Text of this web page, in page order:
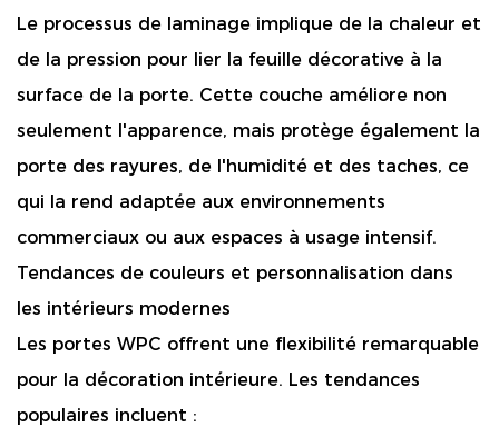
Le processus de laminage implique de la chaleur et
de la pression pour lier la feuille décorative à la
surface de la porte. Cette couche améliore non
seulement l'apparence, mais protège également la
porte des rayures, de l'humidité et des taches, ce
qui la rend adaptée aux environnements
commerciaux ou aux espaces à usage intensif.
Tendances de couleurs et personnalisation dans
les intérieurs modernes
Les portes WPC offrent une flexibilité remarquable
pour la décoration intérieure. Les tendances
populaires incluent :